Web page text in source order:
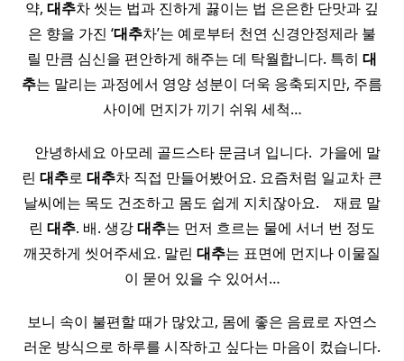
약, 대추차 씻는 법과 진하게 끓이는 법 은은한 단맛과 깊
은 향을 가진 ‘대추차’는 예로부터 천연 신경안정제라 불
릴 만큼 심신을 편안하게 해주는 데 탁월합니다. 특히 대
추는 말리는 과정에서 영양 성분이 더욱 응축되지만, 주름
사이에 먼지가 끼기 쉬워 세척…
​ ​ ​ 안녕하세요 아모레 골드스타 문금녀 입니다. ​ 가을에 말
린 대추로 대추차 직접 만들어봤어요. 요즘처럼 일교차 큰
날씨에는 목도 건조하고 몸도 쉽게 지치잖아요. ​ ​ ​ 재료 말
린 대추. 배. 생강대추는 먼저 흐르는 물에 서너 번 정도
깨끗하게 씻어주세요. 말린 대추는 표면에 먼지나 이물질
이 묻어 있을 수 있어서…
보니 속이 불편할 때가 많았고, 몸에 좋은 음료로 자연스
러운 방식으로 하루를 시작하고 싶다는 마음이 컸습니다.